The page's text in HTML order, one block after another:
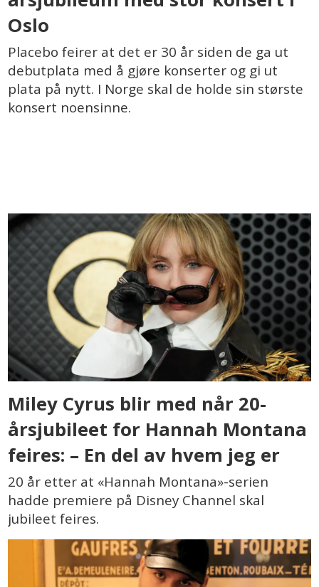
Oslo
Placebo feirer at det er 30 år siden de ga ut
debutplata med å gjøre konserter og gi ut
plata på nytt. I Norge skal de holde sin største
konsert noensinne.
Miley Cyrus blir med når 20-
årsjubileet for Hannah Montana
feires: – En del av hvem jeg er
20 år etter at «Hannah Montana»-serien
hadde premiere på Disney Channel skal
jubileet feires.